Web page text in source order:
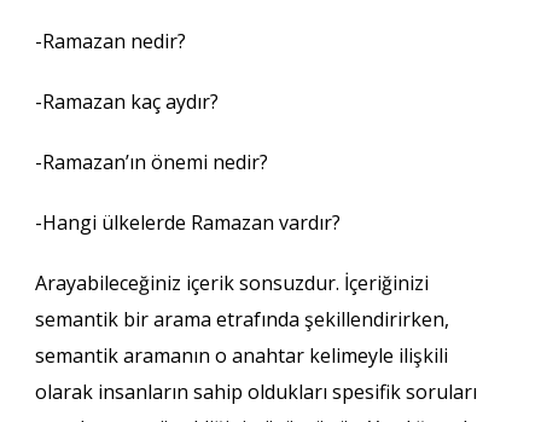
-Ramazan nedir?
-Ramazan kaç aydır?
-Ramazan’ın önemi nedir?
-Hangi ülkelerde Ramazan vardır?
Arayabileceğiniz içerik sonsuzdur. İçeriğinizi
semantik bir arama etrafında şekillendirirken,
semantik aramanın o anahtar kelimeyle ilişkili
olarak insanların sahip oldukları spesifik soruları